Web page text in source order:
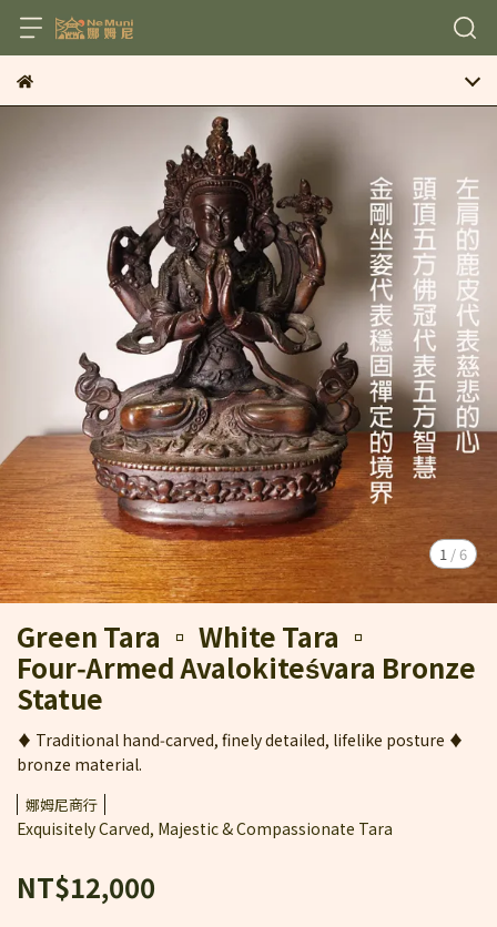
1 /6
Green Tara ▫ White Tara ▫
Four‑Armed Avalokiteśvara Bronze
Statue
♦ Traditional hand‑carved, finely detailed, lifelike posture ♦
bronze material.
娜姆尼商行
Exquisitely Carved, Majestic & Compassionate Tara
NT$12,000